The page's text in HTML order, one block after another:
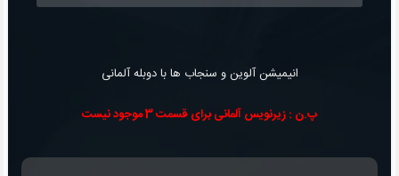
انیمیشن آلوین و سنجاب ها با دوبله آلمانی
پ.ن : زیرنویس آلمانی برای قسمت 3 موجود نیست